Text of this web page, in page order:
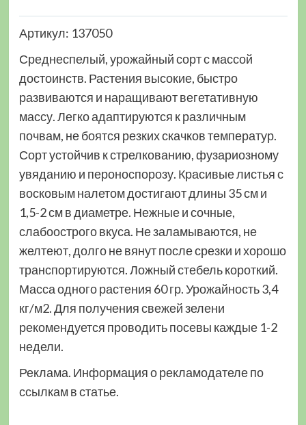
Артикул: 137050
Среднеспелый, урожайный сорт с массой
достоинств. Растения высокие, быстро
развиваются и наращивают вегетативную
массу. Легко адаптируются к различным
почвам, не боятся резких скачков температур.
Сорт устойчив к стрелкованию, фузариозному
увяданию и пероноспорозу. Красивые листья с
восковым налетом достигают длины 35 см и
1,5-2 см в диаметре. Нежные и сочные,
слабоострого вкуса. Не заламываются, не
желтеют, долго не вянут после срезки и хорошо
транспортируются. Ложный стебель короткий.
Масса одного растения 60 гр. Урожайность 3,4
кг/м2. Для получения свежей зелени
рекомендуется проводить посевы каждые 1-2
недели.
Реклама. Информация о рекламодателе по
ссылкам в статье.